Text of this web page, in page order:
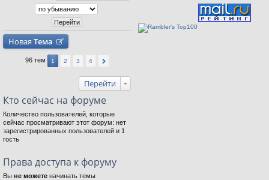
Новая Тема
96 тем 1 2 3 4
Перейти
Кто сейчас на форуме
Количество пользователей, которые
сейчас просматривают этот форум: нет
зарегистрированных пользователей и 1
гость
Права доступа к форуму
Вы не можете начинать темы